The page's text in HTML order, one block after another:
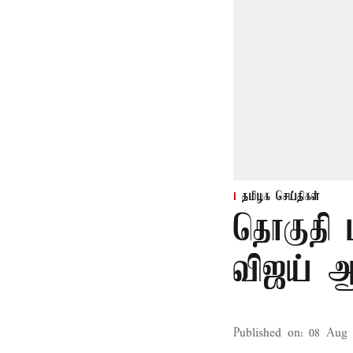
தமிழக செய்திகள்
விஜய்
Published on: 08 Aug